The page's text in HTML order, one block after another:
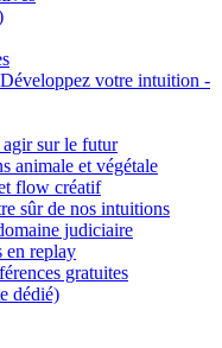
votre intuition -
sur le futur
animale et végétale
flow créatif
sûr de nos intuitions
judiciaire
en replay
gratuites
dédié)